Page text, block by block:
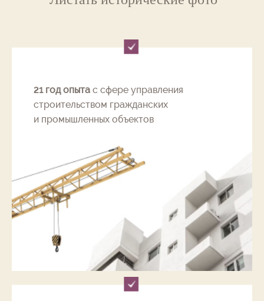
21 год опыта с сфере управления
строительством гражданских
и промышленных объектов